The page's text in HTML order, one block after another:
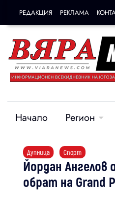
РЕДАКЦИЯ РЕКЛАМА
Начало Регион
Дупница Спорт
Йордан Ангелов
обрат на Grand